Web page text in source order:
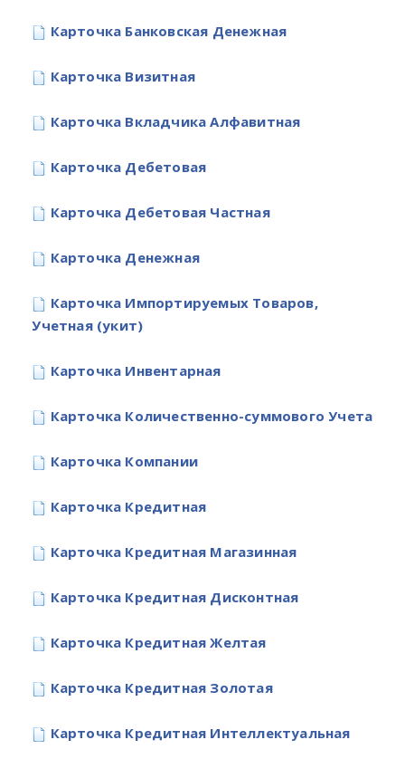
Карточка Банковская Денежная
Карточка Визитная
Карточка Вкладчика Алфавитная
Карточка Дебетовая
Карточка Дебетовая Частная
Карточка Денежная
Карточка Импортируемых Товаров,
Учетная (укит)
Карточка Инвентарная
Карточка Количественно-суммового Учета
Карточка Компании
Карточка Кредитная
Карточка Кредитная Магазинная
Карточка Кредитная Дисконтная
Карточка Кредитная Желтая
Карточка Кредитная Золотая
Карточка Кредитная Интеллектуальная